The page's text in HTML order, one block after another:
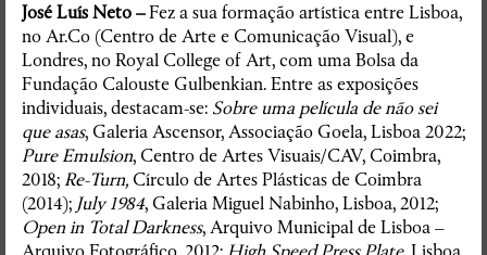
José Luís Neto –Fez a sua formação artística entre Lisboa,
no Ar.Co (Centro de Arte e Comunicação Visual), e
Londres, no Royal College of Art, com uma Bolsa da
Fundação Calouste Gulbenkian. Entre as exposições
individuais, destacam-se: Sobre uma película de não sei
que asas, Galeria Ascensor, Associação Goela, Lisboa 2022;
Pure Emulsion, Centro de Artes Visuais/CAV, Coimbra,
2018;Re-Turn, Círculo de Artes Plásticas de Coimbra
(2014); July 1984, Galeria Miguel Nabinho, Lisboa, 2012;
Open in Total Darkness, Arquivo Municipal de Lisboa –